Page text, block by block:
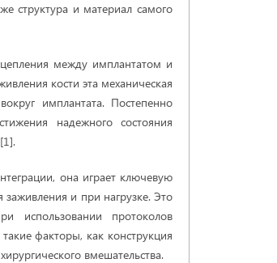
структура и материал самого
между имплантатом и
кости эта механическая
имплантата. Постепенно
надежного состояния
она играет ключевую
и при нагрузке. Это
использовании протоколов
факторы, как конструкция
вмешательства.